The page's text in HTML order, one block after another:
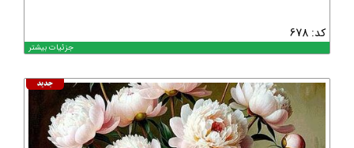
کد: 678
جزئیات بیشتر